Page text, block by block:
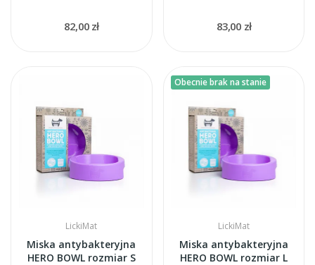
82,00 zł 83,00 zł
LickiMat
Miska antybakteryjna
HERO BOWL rozmiar S
Obecnie brak na stanie
LickiMat
Miska antybakteryjna
HERO BOWL rozmiar L